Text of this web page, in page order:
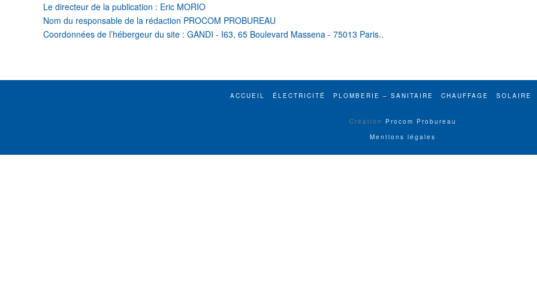
Le directeur de la publication : Eric MORIO
Nom du responsable de la rédaction PROCOM PROBUREAU
Coordonnées de l’hébergeur du site : GANDI - I63, 65 Boulevard Massena - 75013 Paris..
ACCUEIL ÉLECTRICITÉ PLOMBERIE – SANITAIRE CHAUFFAGE SOLAIRE
Création
Procom Probureau
Mentions légales